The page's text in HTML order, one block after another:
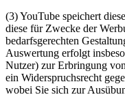
(3) YouTube speichert
diese für Zwecke der
bedarfsgerechten
Auswertung erfolgt
Nutzer) zur Erbringung
ein Widerspruchsrecht
wobei Sie sich zur